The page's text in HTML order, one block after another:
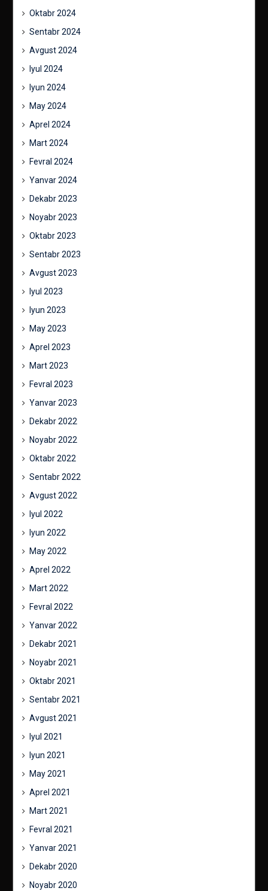
Oktabr 2024
Sentabr 2024
Avgust 2024
Iyul 2024
Iyun 2024
May 2024
Aprel 2024
Mart 2024
Fevral 2024
Yanvar 2024
Dekabr 2023
Noyabr 2023
Oktabr 2023
Sentabr 2023
Avgust 2023
Iyul 2023
Iyun 2023
May 2023
Aprel 2023
Mart 2023
Fevral 2023
Yanvar 2023
Dekabr 2022
Noyabr 2022
Oktabr 2022
Sentabr 2022
Avgust 2022
Iyul 2022
Iyun 2022
May 2022
Aprel 2022
Mart 2022
Fevral 2022
Yanvar 2022
Dekabr 2021
Noyabr 2021
Oktabr 2021
Sentabr 2021
Avgust 2021
Iyul 2021
Iyun 2021
May 2021
Aprel 2021
Mart 2021
Fevral 2021
Yanvar 2021
Dekabr 2020
Noyabr 2020